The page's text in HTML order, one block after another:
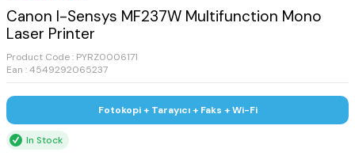
Canon I-Sensys MF237W Multifunction Mono
Laser Printer
Product Code : PYRZ0006171
Ean : 4549292065237
Fotokopi + Tarayıcı + Faks + Wi-Fi
In Stock